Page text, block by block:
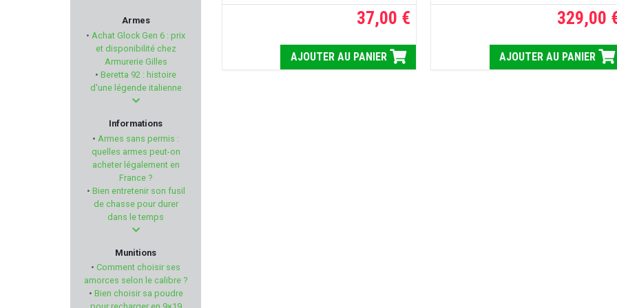
MAX KNIVES
VERNEY CARRON
DUPLEKS
PARA ORDNANCE
MARY ARM
KASTELBERG
Armes
• Achat Glock Gen 6 : prix
et disponibilité chez
Armurerie Gilles
• Beretta 92 : histoire
d'une légende italienne
Informations
• Armes sans permis :
quelles armes peut-on
acheter légalement en
France ?
• Bien entretenir son fusil
de chasse pour durer
dans le temps
Munitions
• Comment choisir ses
amorces selon le calibre ?
• Bien choisir sa poudre
37,00 €
AJOUTER AU PANIER
329,00
AJOUTER AU PANIER